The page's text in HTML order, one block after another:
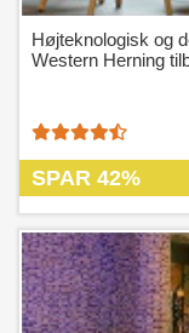
Højteknologisk og
Western Herning
SPAR 42%